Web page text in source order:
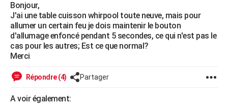
Essais
Réserver un essai
Citadines
Berlines
SUV
Forum auto
+HIGH-TECH
Mobiles
Meilleur smartphone
Internet
Ordinateurs
Jeux vidéo
Guide high-tech
+BRICOLAGE
Forum
Aménagement intérieur
Extérieur
Cuisine
Salle de bains
Jardinage
Rangement
WEEK-END
Guides de France
Escapades
Patrimoine
Expositions
Musées
Week-end nature
LIFESTYLE
SANTE
Bonjour,
J'ai une table cuisson whirpool toute neuve, mais pour
allumer un certain feu je dois maintenir le bouton
d'allumage enfoncé pendant 5 secondes, ce qui n'est pas le
cas pour les autres; Est ce que normal?
Merci
Répondre (4) Partager
A voir également: